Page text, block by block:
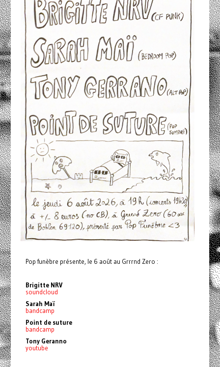
Pop funèbre présente, le 6 août au Grrrnd Zero :
Brigitte NRV
soundcloud
Sarah Maï
bandcamp
Point de suture
bandcamp
Tony Geranno
youtube